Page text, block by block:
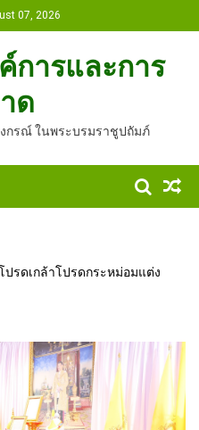
07, 2026
การและการ
ด
กรณ์ ในพระบรมราชูปถัมภ์
รดเกล้าโปรดกระหม่อมแต่ง